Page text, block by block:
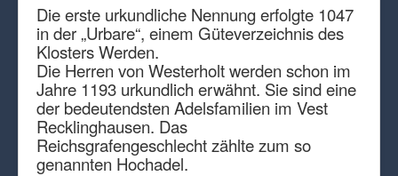
Die erste urkundliche Nennung erfolgte 1047
in der „Urbare“, einem Güteverzeichnis des
Klosters Werden.
Die Herren von Westerholt werden schon im
Jahre 1193 urkundlich erwähnt. Sie sind eine
der bedeutendsten Adelsfamilien im Vest
Recklinghausen. Das
Reichsgrafengeschlecht zählte zum so
genannten Hochadel.